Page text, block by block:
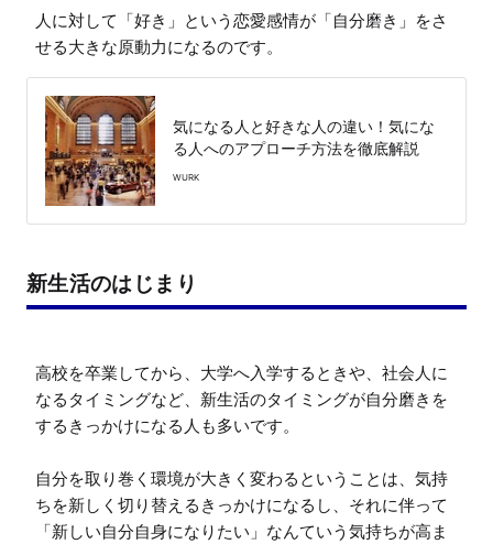
人に対して「好き」という恋愛感情が「自分磨き」をさ
せる大きな原動力になるのです。
気になる人と好きな人の違い！気にな
る人へのアプローチ方法を徹底解説
WURK
新生活のはじまり
高校を卒業してから、大学へ入学するときや、社会人に
なるタイミングなど、新生活のタイミングが自分磨きを
するきっかけになる人も多いです。
自分を取り巻く環境が大きく変わるということは、気持
ちを新しく切り替えるきっかけになるし、それに伴って
「新しい自分自身になりたい」なんていう気持ちが高ま